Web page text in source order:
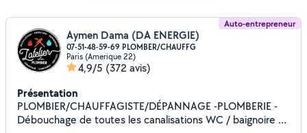
Auto-entrepreneur
Aymen Dama (DA ENERGIE)
07-51-48-59-69 PLOMBER/CHAUFFG
Paris (Amerique 22)
4,9/5 (372 avis)
Présentation
PLOMBIER/CHAUFFAGISTE/DÉPANNAGE -PLOMBERIE -
Débouchage de toutes les canalisations WC / baignoire /